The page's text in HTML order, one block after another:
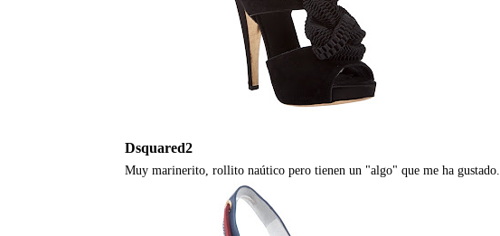
Dsquared2
Muy marinerito, rollito naútico pero tienen un "algo" que me ha gustado.